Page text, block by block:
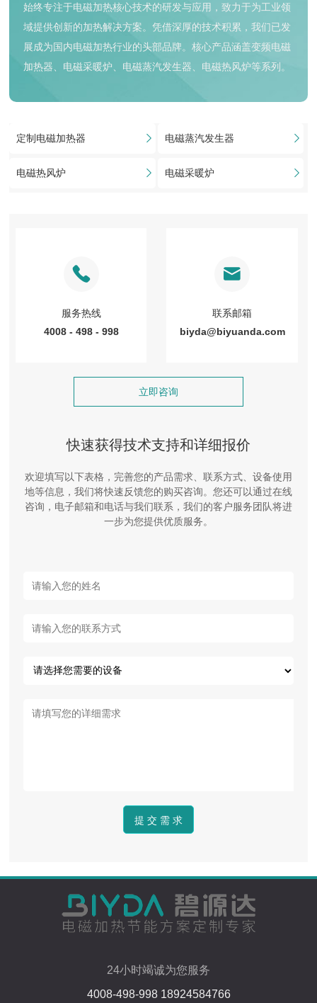
始终专注于电磁加热核心技术的研发与应用，致力于为工业领
域提供创新的加热解决方案。凭借深厚的技术积累，我们已发
展成为国内电磁加热行业的头部品牌。核心产品涵盖变频电磁
加热器、电磁采暖炉、电磁蒸汽发生器、电磁热风炉等系列。
定制电磁加热器 电磁蒸汽发生器
电磁热风炉 电磁采暖炉
服务热线
4008 - 498 - 998
联系邮箱
biyda@biyuanda.com
立即咨询
快速获得技术支持和详细报价
欢迎填写以下表格，完善您的产品需求、联系方式、设备使用
地等信息，我们将快速反馈您的购买咨询。您还可以通过在线
咨询，电子邮箱和电话与我们联系，我们的客户服务团队将进
一步为您提供优质服务。
24小时竭诚为您服务
4008-498-998 18924584766